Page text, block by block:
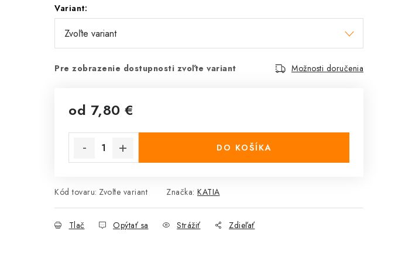
Variant:
Pre zobrazenie dostupnosti zvoľte variant Možnosti doručenia
od 7,80 €
DO KOŠÍKA
Kód tovaru: Zvoľte variant Značka: KATIA
Tlač Opýtať sa Strážiť Zdieľať